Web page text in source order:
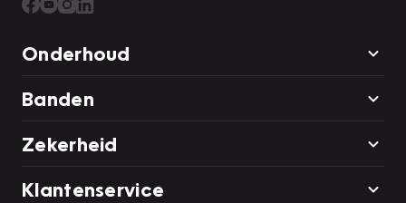
Onderhoud
Banden
Zekerheid
Klantenservice